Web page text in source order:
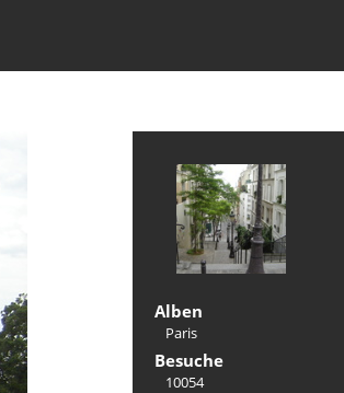
Alben
Paris
Besuche
10054